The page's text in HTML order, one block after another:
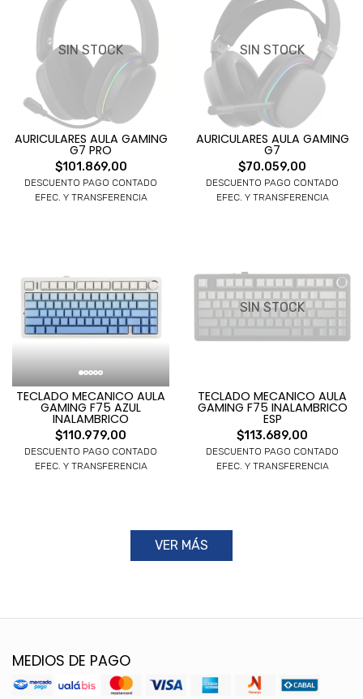
SIN STOCK
AURICULARES AULA GAMING
G7 PRO
$101.869,00
DESCUENTO PAGO CONTADO
EFEC. Y TRANSFERENCIA
SIN STOCK
AURICULARES AULA GAMING
G7
$70.059,00
DESCUENTO PAGO CONTADO
EFEC. Y TRANSFERENCIA
TECLADO MECANICO AULA
GAMING F75 AZUL
INALAMBRICO
$110.979,00
DESCUENTO PAGO CONTADO
EFEC. Y TRANSFERENCIA
SIN STOCK
TECLADO MECANICO AULA
GAMING F75 INALAMBRICO
ESP
$113.689,00
DESCUENTO PAGO CONTADO
EFEC. Y TRANSFERENCIA
VER MÁS
MEDIOS DE PAGO